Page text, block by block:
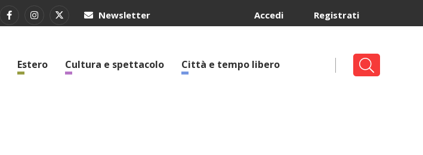
Newsletter Registrati
Accedi
Estero Cultura e spettacolo Città e tempo libero